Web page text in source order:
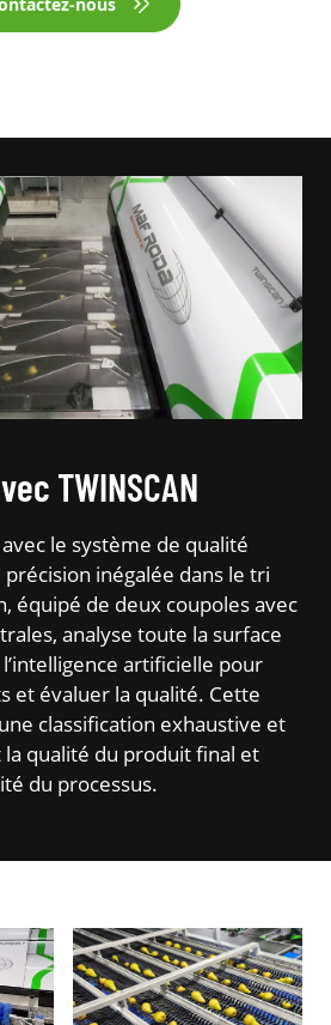
TWINSCAN
le système de qualité
inégalée dans le tri
équipé de deux coupoles avec
analyse toute la surface
artificielle pour
et évaluer la qualité. Cette
classification exhaustive et
qualité du produit final et
du processus.